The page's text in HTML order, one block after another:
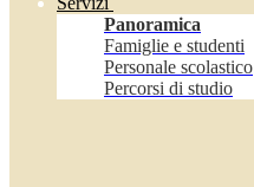
Panoramica
Famiglie e studenti
Personale scolastico
Percorsi di studio